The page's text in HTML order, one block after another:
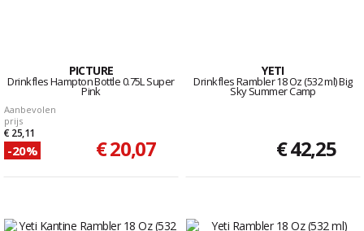
PICTURE
Drinkfles Hampton Bottle 0.75L Super
Pink
Aanbevolen
prijs
€ 25,11
-20% € 20,07
YETI
Drinkfles Rambler 18 Oz (532 ml) Big
Sky Summer Camp
€ 42,25